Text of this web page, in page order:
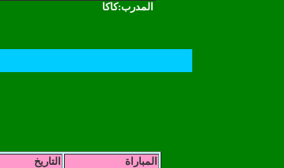
التاريخ
المباراة
المدرب:كاكا